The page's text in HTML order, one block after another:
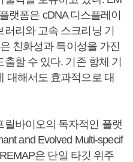
랫폼은 cDNA 디스플레이
리와 고속 스크리닝 기
친화성과 특이성을 가진
할 수 있다. 기존 항체 기
대해서도 효과적으로 대
바이오의 독자적인 플랫
and Evolved Multi-specif
은 단일 타깃 위주